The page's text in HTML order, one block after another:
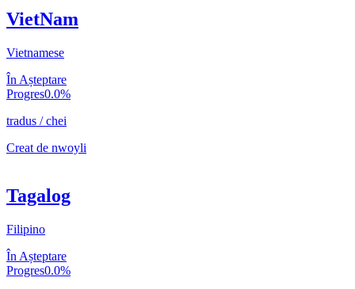
VietNam
Vietnamese
În Așteptare
Progres0.0%
tradus /chei
Creat de nwoyli
Tagalog
Filipino
În Așteptare
Progres0.0%